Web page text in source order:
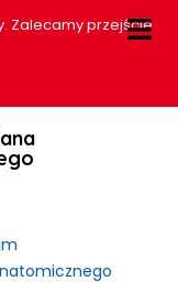
Zalecamy przejście